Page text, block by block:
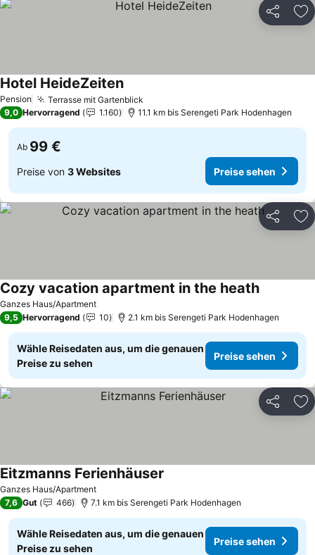
Teilen
Pension Terrasse mit Gartenblick
Hotel HeideZeitenPreise sehen
9,0 Hervorragend 1.160 11.1 km bis Serengeti Park Hodenhagen
Ab 99 €
Preise von 3 Websites Preise sehen
Teilen
Ganzes Haus/Apartment
Cozy vacation apartment in the heathPreise
9,5 Hervorragend 10 2.1 km bis Serengeti Park Hodenhagen
Wähle Reisedaten aus, um die genauen
Preise zu sehen
Preise sehen
Teilen
Ganzes Haus/Apartment
Eitzmanns Ferienhäuser
7,6 Gut 466 7.1 km bis Serengeti Park Hodenhagen
Wähle Reisedaten aus, um die genauen
Preise zu sehen
Preise sehen